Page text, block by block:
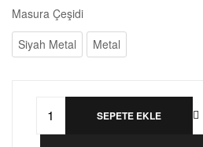
Masura Çeşidi
Siyah Metal
Metal
SEPETE EKLE